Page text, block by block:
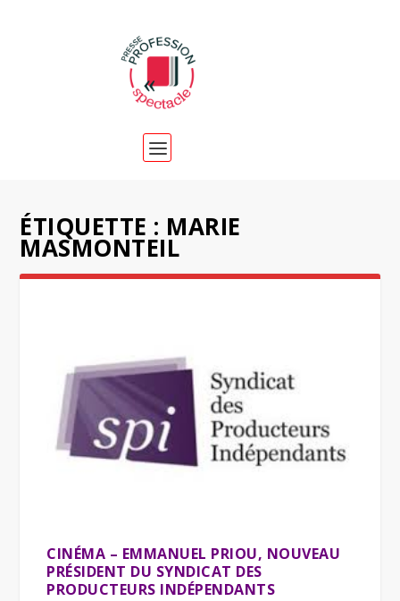
ÉTIQUETTE : MARIE
MASMONTEIL
CINÉMA – EMMANUEL PRIOU, NOUVEAU
PRÉSIDENT DU SYNDICAT DES
PRODUCTEURS INDÉPENDANTS